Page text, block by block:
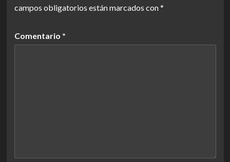
campos obligatorios están marcados con*
Comentario *